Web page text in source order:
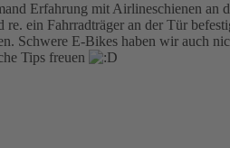
Erfahrung mit Airlineschienen
ein Fahrradträger an der Tür
Schwere E-Bikes haben wir auch
Tips freuen